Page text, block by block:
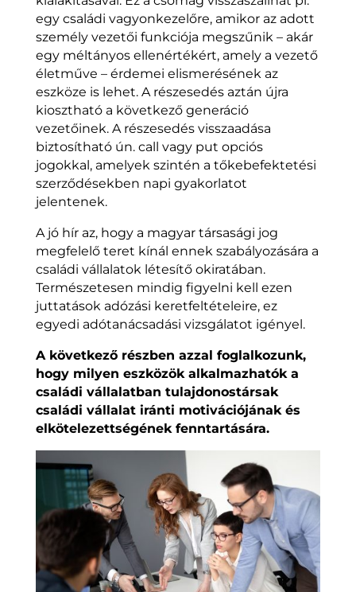
egy családi vagyonkezelőre, amikor az adott
személy vezetői funkciója megszűnik – akár
egy méltányos ellenértékért, amely a vezető
életműve – érdemei elismerésének az
eszköze is lehet. A részesedés aztán újra
kiosztható a következő generáció
vezetőinek. A részesedés visszaadása
biztosítható ún. call vagy put opciós
jogokkal, amelyek szintén a tőkebefektetési
szerződésekben napi gyakorlatot
jelentenek.
A jó hír az, hogy a magyar társasági jog
megfelelő teret kínál ennek szabályozására a
családi vállalatok létesítő okiratában.
Természetesen mindig figyelni kell ezen
juttatások adózási keretfeltételeire, ez
egyedi adótanácsadási vizsgálatot igényel.
A következő részben azzal foglalkozunk,
hogy milyen eszközök alkalmazhatók a
családi vállalatban tulajdonostársak
családi vállalat iránti motivációjának és
elkötelezettségének fenntartására.